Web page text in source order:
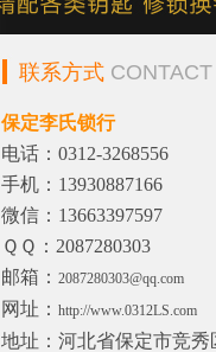
联系方式 CONTACT
保定李氏锁行
电话：0312-3268556
手机：13930887166
微信：13663397597
ＱＱ：2087280303
邮箱： 2087280303@qq.com
网址： http://www.0312LS.com
地址：河北省保定市竞秀